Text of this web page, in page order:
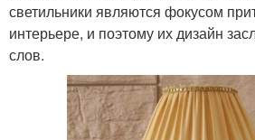
светильники являются фокусом
интерьере, и поэтому их дизайн
слов.